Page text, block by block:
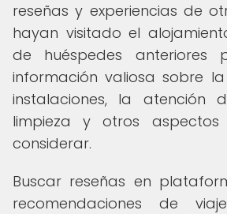
reseñas y experiencias de
hayan visitado el
de huéspedes anteriores
información valiosa sobre
instalaciones, la atención
limpieza y otros
considerar.
Buscar reseñas en
recomendaciones de